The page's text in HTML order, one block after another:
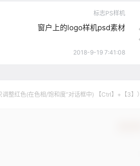
标志PS样机
窗户上的logo样机psd素材
2018-9-19 7:41:08
整红色(在色相/饱和度”对话框中) 【Ctrl】+【3】）